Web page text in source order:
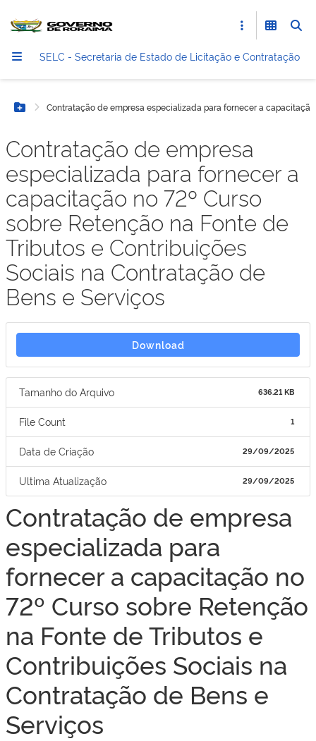
SELC - Secretaria de Estado de Licitação e Contratação
Botão Menu
Contratação de empresa especializada para fornecer a
Contratação de empresa
especializada para fornecer a
capacitação no 72º Curso
sobre Retenção na Fonte de
Tributos e Contribuições
Sociais na Contratação de
Bens e Serviços
Download
Tamanho do Arquivo 636.21 KB
File Count 1
Data de Criação 29/09/2025
Ultima Atualização 29/09/2025
Contratação de empresa
especializada para
fornecer a capacitação no
72º Curso sobre Retenção
na Fonte de Tributos e
Contribuições Sociais na
Contratação de Bens e
Serviços